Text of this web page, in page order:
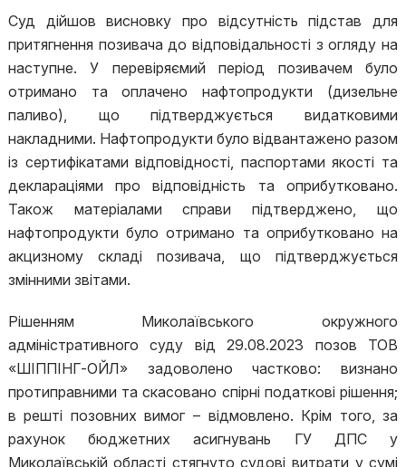
Суд дійшов висновку про відсутність підстав для
притягнення позивача до відповідальності з огляду на
наступне. У перевіряємий період позивачем було
отримано та оплачено нафтопродукти (дизельне
паливо), що підтверджується видатковими
накладними. Нафтопродукти було відвантажено разом
із сертифікатами відповідності, паспортами якості та
деклараціями про відповідність та оприбутковано.
Також матеріалами справи підтверджено, що
нафтопродукти було отримано та оприбутковано на
акцизному складі позивача, що підтверджується
змінними звітами.
Рішенням Миколаївського окружного
адміністративного суду від 29.08.2023 позов ТОВ
«ШІППІНГ-ОЙЛ» задоволено частково: визнано
протиправними та скасовано спірні податкові рішення;
в решті позовних вимог – відмовлено. Крім того, за
рахунок бюджетних асигнувань ГУ ДПС у
Миколаївській області стягнуто судові витрати у сумі